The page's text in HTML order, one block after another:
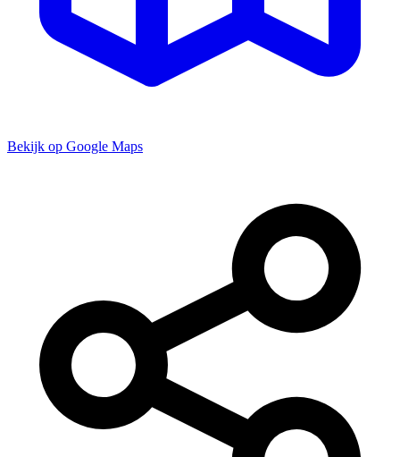
Bekijk op Google Maps